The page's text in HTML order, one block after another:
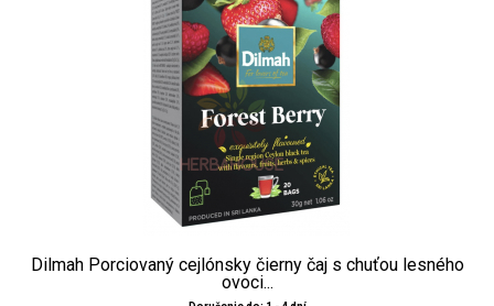
Dilmah Porciovaný cejlónsky čierny čaj s chuťou lesného
ovoci...